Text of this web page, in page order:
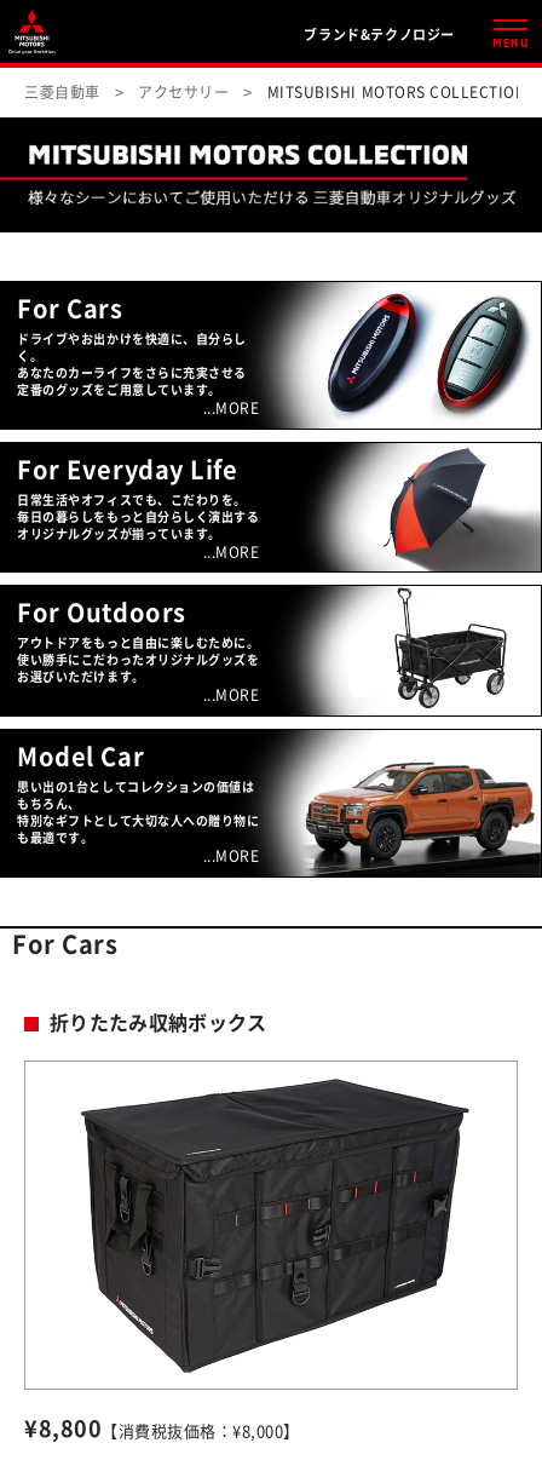
ブランド&テクノロジー
MENU
三菱自動車 アクセサリー MITSUBISHI MOTORS COLLECTION
For Cars
ドライブやお出かけを快適に、自分らし
く。
あなたのカーライフをさらに充実させる
定番のグッズをご用意しています。
...MORE
For Everyday Life
日常生活やオフィスでも、こだわりを。
毎日の暮らしをもっと自分らしく演出する
オリジナルグッズが揃っています。
...MORE
For Outdoors
アウトドアをもっと自由に楽しむために。
使い勝手にこだわったオリジナルグッズを
お選びいただけます。
...MORE
Model Car
思い出の1台としてコレクションの価値は
もちろん、
特別なギフトとして大切な人への贈り物に
も最適です。
...MORE
For Cars
折りたたみ収納ボックス
¥8,800 【消費税抜価格：¥8,000】